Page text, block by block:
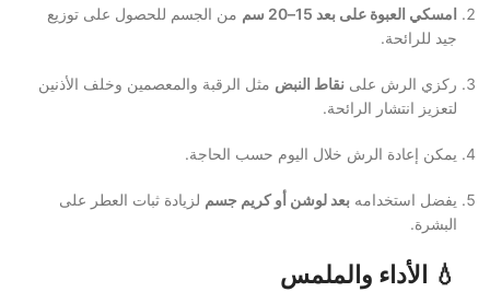
امسكي العبوة على بعد 15–20 سم
من الجسم للحصول على توزيع
جيد للرائحة.
ركزي الرش على نقاط النبض مثل الرقبة والمعصمين وخلف الأذنين
لتعزيز انتشار الرائحة.
يمكن إعادة الرش خلال اليوم حسب الحاجة.
يفضل استخدامه بعد لوشن أو كريم جسم لزيادة ثبات العطر على
البشرة.
💧 الأداء والملمس